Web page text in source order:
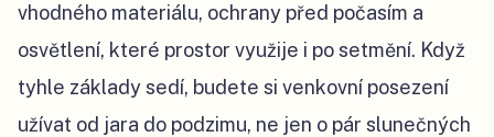
vhodného materiálu, ochrany před počasím a
osvětlení, které prostor využije i po setmění. Když
tyhle základy sedí, budete si venkovní posezení
užívat od jara do podzimu, ne jen o pár slunečných